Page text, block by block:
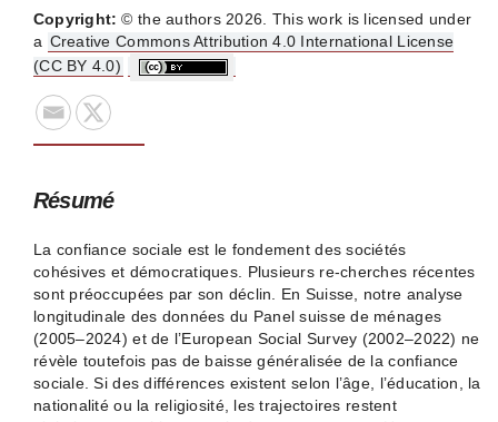
Copyright:© the authors 2026. This work is licensed under
a Creative Commons Attribution 4.0 International License
(CC BY 4.0)
Résumé
La confiance sociale est le fondement des sociétés
cohésives et démocratiques. Plusieurs re-cherches récentes
sont préoccupées par son déclin. En Suisse, notre analyse
longitudinale des données du Panel suisse de ménages
(2005–2024) et de l’European Social Survey (2002–2022) ne
révèle toutefois pas de baisse généralisée de la confiance
sociale. Si des différences existent selon l’âge, l’éducation, la
nationalité ou la religiosité, les trajectoires restent